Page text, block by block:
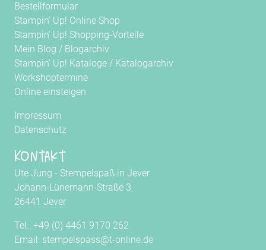
Bestellformular
Stampin' Up! Online Shop
Stampin' Up! Shopping-Vorteile
Mein Blog / Blogarchiv
Stampin' Up! Kataloge / Katalogarchiv
Workshoptermine
Online einsteigen
Impressum
Datenschutz
Kontakt
Ute Jung - Stempelspaß in Jever
Johann-Lünemann-Straße 3
26441 Jever
Tel.: +49 (0) 4461 9170 262
Email: stempelspass@t-online.de